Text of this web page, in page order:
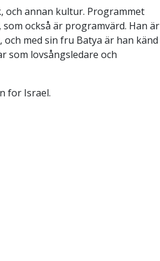
och annan kultur. Programmet
också är programvärd. Han är
och med sin fru Batya är han känd
som lovsångsledare och
for Israel.